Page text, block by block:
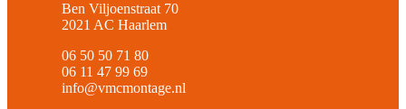
Ben Viljoenstraat 70
2021 AC Haarlem
06 50 50 71 80
06 11 47 99 69
info@vmcmontage.nl